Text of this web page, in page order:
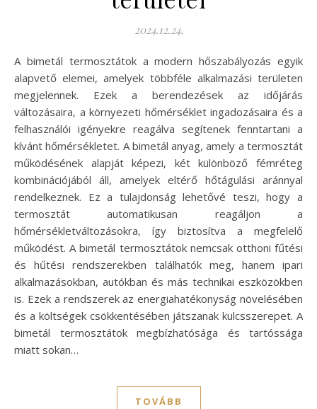
2024.12.24.
A bimetál termosztátok a modern hőszabályozás egyik
alapvető elemei, amelyek többféle alkalmazási területen
megjelennek. Ezek a berendezések az időjárás
változásaira, a környezeti hőmérséklet ingadozásaira és a
felhasználói igényekre reagálva segítenek fenntartani a
kívánt hőmérsékletet. A bimetál anyag, amely a termosztát
működésének alapját képezi, két különböző fémréteg
kombinációjából áll, amelyek eltérő hőtágulási aránnyal
rendelkeznek. Ez a tulajdonság lehetővé teszi, hogy a
termosztát automatikusan reagáljon a
hőmérsékletváltozásokra, így biztosítva a megfelelő
működést. A bimetál termosztátok nemcsak otthoni fűtési
és hűtési rendszerekben találhatók meg, hanem ipari
alkalmazásokban, autókban és más technikai eszközökben
is. Ezek a rendszerek az energiahatékonyság növelésében
és a költségek csökkentésében játszanak kulcsszerepet. A
bimetál termosztátok megbízhatósága és tartóssága
miatt sokan…
TOVÁBB